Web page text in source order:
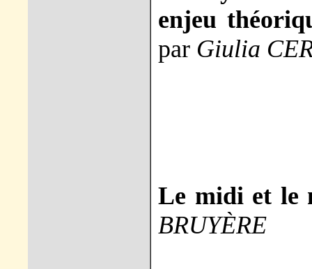
enjeu
par Giulia
Le midi et le
BRUYÈRE